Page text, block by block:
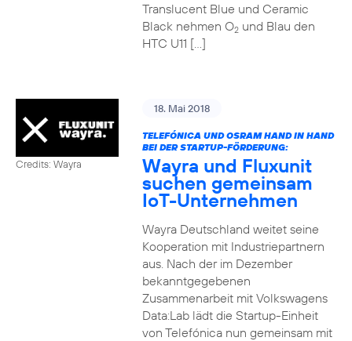
Translucent Blue und Ceramic
Black nehmen O2und Blau den
HTC U11 […]
Credits: Wayra
18. Mai 2018
TELEFÓNICA UND OSRAM HAND IN HAND
BEI DER STARTUP-FÖRDERUNG:
Wayra und Fluxunit
suchen gemeinsam
IoT-Unternehmen
Wayra Deutschland weitet seine
Kooperation mit Industriepartnern
aus. Nach der im Dezember
bekanntgegebenen
Zusammenarbeit mit Volkswagens
Data:Lab lädt die Startup-Einheit
von Telefónica nun gemeinsam mit